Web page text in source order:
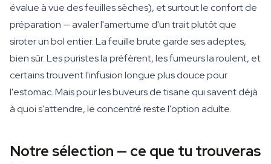
évalue à vue des feuilles sèches), et surtout le confort de
préparation — avaler l'amertume d'un trait plutôt que
siroter un bol entier. La feuille brute garde ses adeptes,
bien sûr. Les puristes la préfèrent, les fumeurs la roulent, et
certains trouvent l'infusion longue plus douce pour
l'estomac. Mais pour les buveurs de tisane qui savent déjà
à quoi s'attendre, le concentré reste l'option adulte.
Notre sélection — ce que tu trouveras